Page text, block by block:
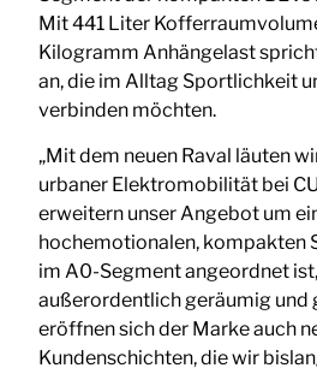
Mit 441 Liter
Kilogramm Anhängelast
an, die im Alltag Sportlichkeit
verbinden möchten.
„Mit dem neuen Raval läuten
urbaner Elektromobilität bei
erweitern unser Angebot um
hochemotionalen, kompakten
im A0-Segment angeordnet
außerordentlich geräumig und
eröffnen sich der Marke auch
Kundenschichten, die wir